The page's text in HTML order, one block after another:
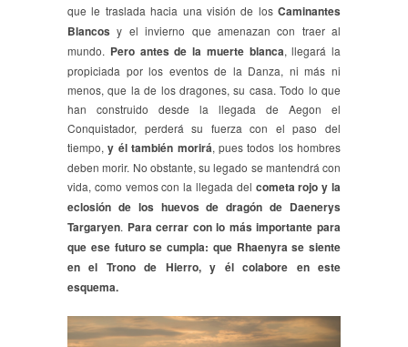
que le traslada hacia una visión de los Caminantes
Blancos y el invierno que amenazan con traer al
mundo. Pero antes de la muerte blanca, llegará la
propiciada por los eventos de la Danza, ni más ni
menos, que la de los dragones, su casa. Todo lo que
han construido desde la llegada de Aegon el
Conquistador, perderá su fuerza con el paso del
tiempo,y él también morirá, pues todos los hombres
deben morir. No obstante, su legado se mantendrá con
vida, como vemos con la llegada del cometa rojo y la
eclosión de los huevos de dragón de Daenerys
Targaryen. Para cerrar con lo más importante para
que ese futuro se cumpla: que Rhaenyra se siente
en el Trono de Hierro, y él colabore en este
esquema.